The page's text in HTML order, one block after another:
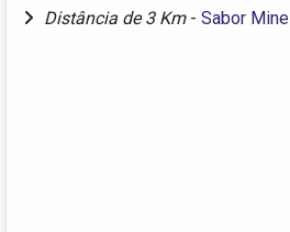
Distância de 3 Km - Sabor